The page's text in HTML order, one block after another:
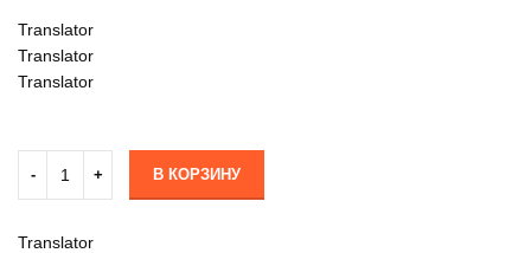
Translator
Translator
Translator
В КОРЗИНУ
Translator